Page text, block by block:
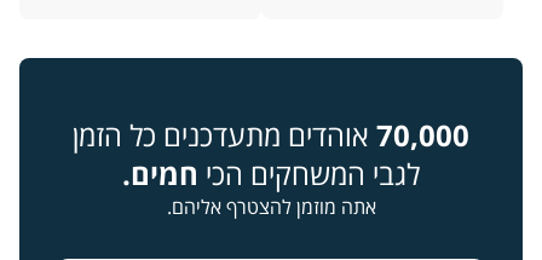
70,000 אוהדים מתעדכנים כל הזמן
לגבי המשחקים הכי חמים.
אתה מוזמן להצטרף אליהם.